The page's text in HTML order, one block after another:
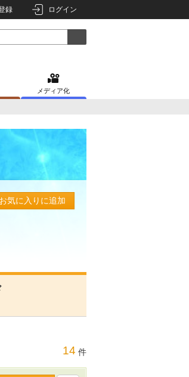
録 ログイン
メディア化
お気に入りに追加
14 件